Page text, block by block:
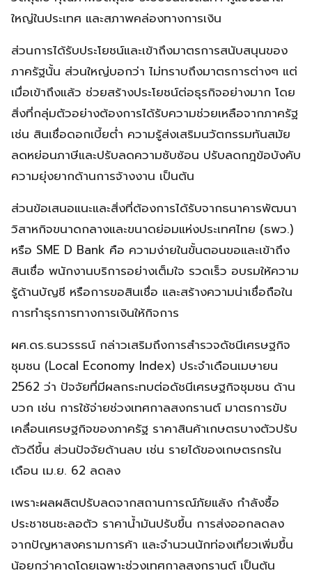
ใหญ่ในประเทศ และสภาพคล่องทางการเงิน
ส่วนการได้รับประโยชน์และเข้าถึงมาตรการสนับสนุนของ
ภาครัฐนั้น ส่วนใหญ่บอกว่า ไม่ทราบถึงมาตรการต่างๆ แต่
เมื่อเข้าถึงแล้ว ช่วยสร้างประโยชน์ต่อธุรกิจอย่างมาก โดย
สิ่งที่กลุ่มตัวอย่างต้องการได้รับความช่วยเหลือจากภาครัฐ
เช่น สินเชื่อดอกเบี้ยต่ำ ความรู้ส่งเสริมนวัตกรรมทันสมัย
ลดหย่อนภาษีและปรับลดความซับซ้อน ปรับลดกฎข้อบังคับ
ความยุ่งยากด้านการจ้างงาน เป็นต้น
ส่วนข้อเสนอแนะและสิ่งที่ต้องการได้รับจากธนาคารพัฒนา
วิสาหกิจขนาดกลางและขนาดย่อมแห่งประเทศไทย (ธพว.)
หรือ SME D Bank คือ ความง่ายในขั้นตอนขอและเข้าถึง
สินเชื่อ พนักงานบริการอย่างเต็มใจ รวดเร็ว อบรมให้ความ
รู้ด้านบัญชี หรือการขอสินเชื่อ และสร้างความน่าเชื่อถือใน
การทำธุรการทางการเงินให้กิจการ
ผศ.ดร.ธนวรรธน์ กล่าวเสริมถึงการสำรวจดัชนีเศรษฐกิจ
ชุมชน (Local Economy Index) ประจำเดือนเมษายน
2562 ว่า ปัจจัยที่มีผลกระทบต่อดัชนีเศรษฐกิจชุมชน ด้าน
บวก เช่น การใช้จ่ายช่วงเทศกาลสงกรานต์ มาตรการขับ
เคลื่อนเศรษฐกิจของภาครัฐ ราคาสินค้าเกษตรบางตัวปรับ
ตัวดีขึ้น ส่วนปัจจัยด้านลบ เช่น รายได้ของเกษตรกรใน
เดือน เม.ย. 62 ลดลง
เพราะผลผลิตปรับลดจากสถานการณ์ภัยแล้ง กำลังซื้อ
ประชาชนชะลอตัว ราคาน้ำมันปรับขึ้น การส่งออกลดลง
จากปัญหาสงครามการค้า และจำนวนนักท่องเที่ยวเพิ่มขึ้น
น้อยกว่าคาดโดยเฉพาะช่วงเทศกาลสงกรานต์ เป็นต้น